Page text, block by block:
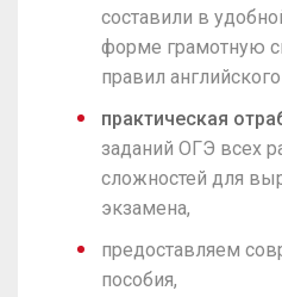
составили в
форме грамотную
правил
практическая
заданий ОГЭ всех
сложностей для
экзамена,
предоставляем
пособия,